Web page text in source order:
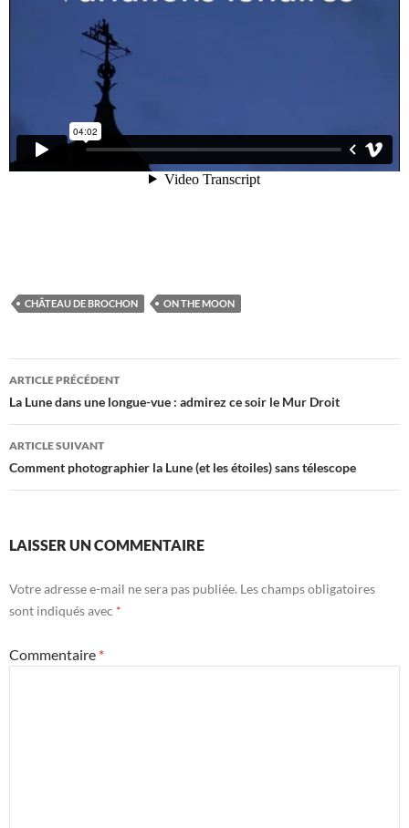
CHÂTEAU DE BROCHON ON THE MOON
Navigation
des
articles
ARTICLE PRÉCÉDENT
La Lune dans une longue-vue : admirez ce soir le Mur Droit
ARTICLE SUIVANT
Comment photographier la Lune (et les étoiles) sans télescope
LAISSER UN COMMENTAIRE
Votre adresse e-mail ne sera pas publiée. Les champs obligatoires
sont indiqués avec *
Commentaire *